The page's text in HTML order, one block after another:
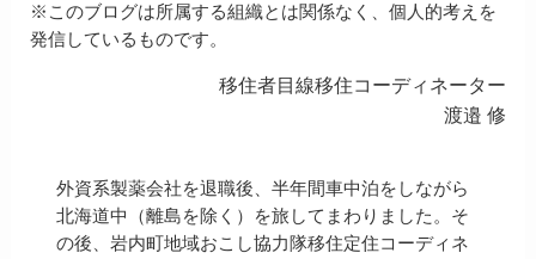
※このブログは所属する組織とは関係なく、個人的考えを
発信しているものです。
移住者目線移住コーディネーター
渡邉 修
外資系製薬会社を退職後、半年間車中泊をしながら
北海道中（離島を除く）を旅してまわりました。そ
の後、岩内町地域おこし協力隊移住定住コーディネ